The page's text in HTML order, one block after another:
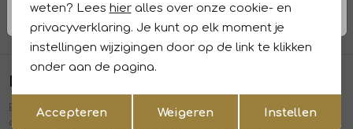
1
filters
De collectie Yaya broeken
Een goede broek vormt de basis van je outfit, en met de
collectie van YAYA kun je eindeloos combineren. Niets is zo
Opslaan
weten? Lees hieralles over onze cookie- en
privacyverklaring. Je kunt op elk moment je
instellingen wijzigingen door op de link te klikken
onder aan de pagina.
Accepteren Weigeren Instellen